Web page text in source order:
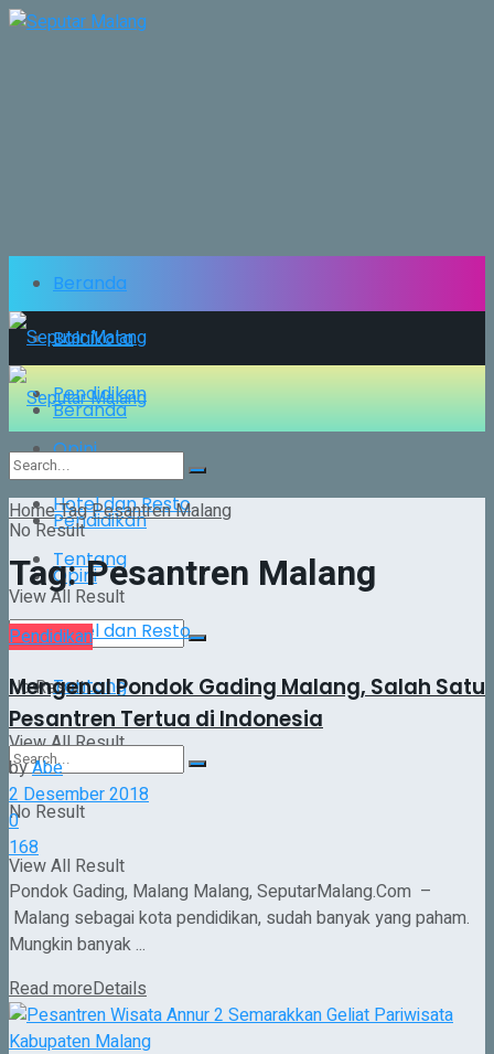
Beranda
Balaikota
Pendidikan
Opini
Hotel dan Resto
Tentang
No Result
View All Result
Beranda
Balaikota
Pendidikan
Opini
Hotel dan Resto
Tentang
No Result
View All Result
No Result
View All Result
HomeTagPesantren Malang
Tag:Pesantren Malang
Pendidikan
Mengenal Pondok Gading Malang, Salah Satu
Pesantren Tertua di Indonesia
byAbe
2 Desember 2018
0
168
Pondok Gading, Malang Malang, SeputarMalang.Com –
Malang sebagai kota pendidikan, sudah banyak yang paham.
Mungkin banyak ...
Read moreDetails